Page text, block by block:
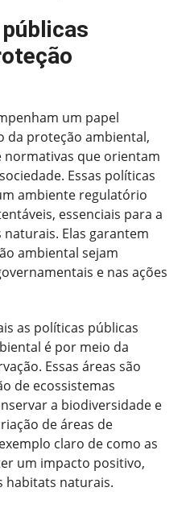
um papel
da proteção ambiental,
normativas que orientam
Essas políticas
ambiente regulatório
essenciais para a
Elas garantem
ambiental sejam
e nas ações
as políticas públicas
é por meio da
Essas áreas são
de ecossistemas
a biodiversidade e
de áreas de
claro de como as
um impacto positivo,
habitats naturais.